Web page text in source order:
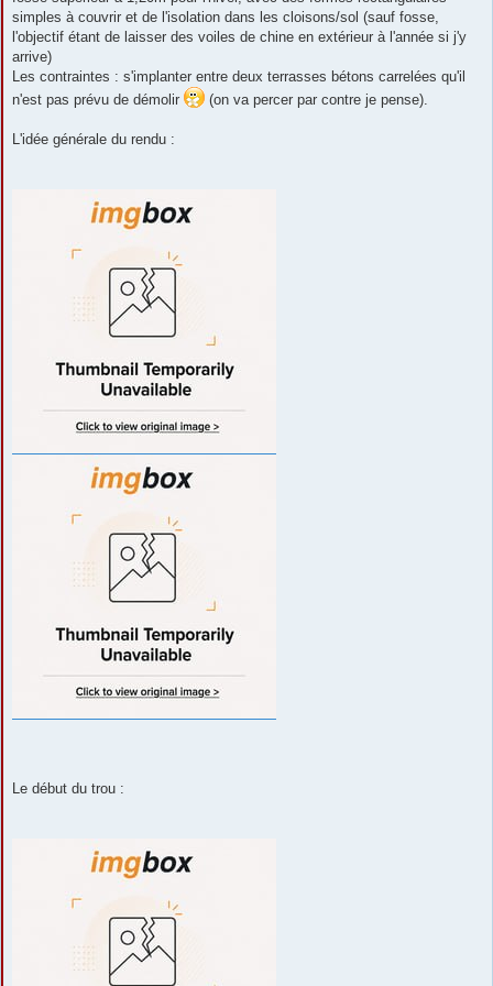
simples à couvrir et de l'isolation dans les cloisons/sol (sauf fosse,
l'objectif étant de laisser des voiles de chine en extérieur à l'année si j'y
arrive)
Les contraintes : s'implanter entre deux terrasses bétons carrelées qu'il
n'est pas prévu de démolir
(on va percer par contre je pense).
L'idée générale du rendu :
Le début du trou :